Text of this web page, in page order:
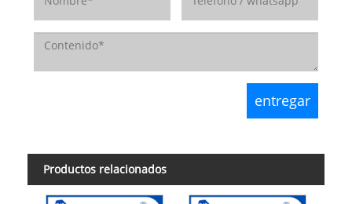
Productos relacionados